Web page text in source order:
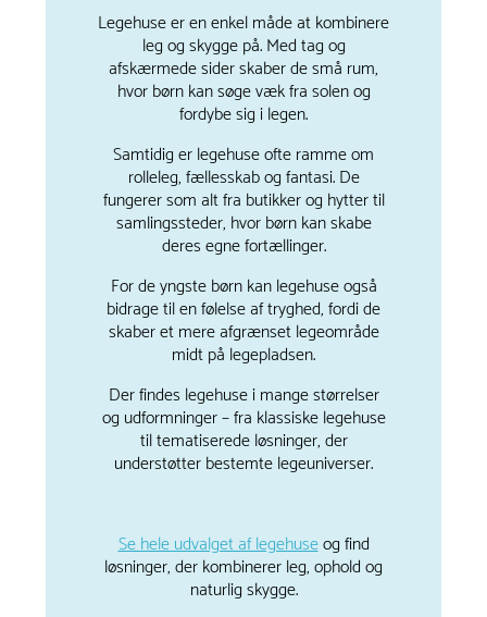
Legehuse er en enkel måde at kombinere
leg og skygge på. Med tag og
afskærmede sider skaber de små rum,
hvor børn kan søge væk fra solen og
fordybe sig i legen.
Samtidig er legehuse ofte ramme om
rolleleg, fællesskab og fantasi. De
fungerer som alt fra butikker og hytter til
samlingssteder, hvor børn kan skabe
deres egne fortællinger.
For de yngste børn kan legehuse også
bidrage til en følelse af tryghed, fordi de
skaber et mere afgrænset legeområde
midt på legepladsen.
Der findes legehuse i mange størrelser
og udformninger – fra klassiske legehuse
til tematiserede løsninger, der
understøtter bestemte legeuniverser.
Se hele udvalget af legehuseog find
løsninger, der kombinerer leg, ophold og
naturlig skygge.